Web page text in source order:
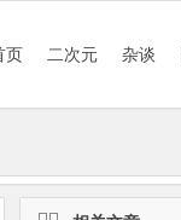
页 二次元 杂谈